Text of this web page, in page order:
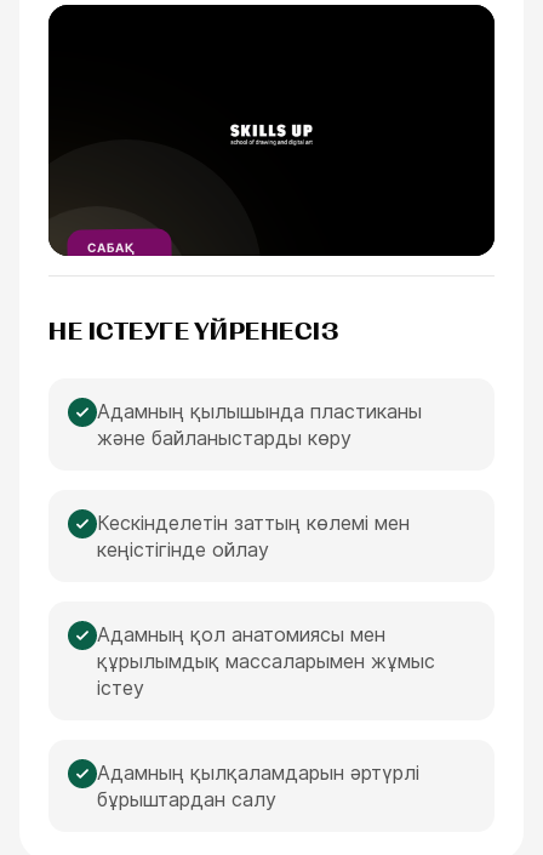
САБАҚ
НЕ ІСТЕУГЕ ҮЙРЕНЕСІЗ
Адамның қылышында пластиканы
және байланыстарды көру
Кескінделетін заттың көлемі мен
кеңістігінде ойлау
Адамның қол анатомиясы мен
құрылымдық массаларымен жұмыс
істеу
Адамның қылқаламдарын әртүрлі
бұрыштардан салу